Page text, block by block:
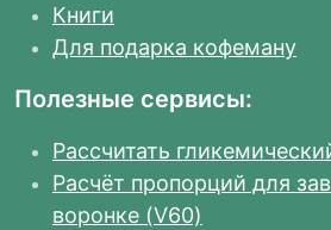
Книги
Для подарка кофеману
Полезные сервисы:
Рассчитать
Расчёт пропорций для
воронке (V60)